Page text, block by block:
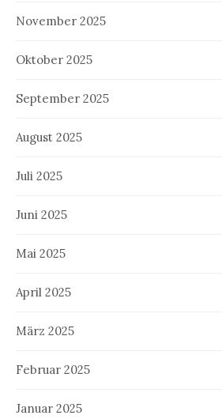
November 2025
Oktober 2025
September 2025
August 2025
Juli 2025
Juni 2025
Mai 2025
April 2025
März 2025
Februar 2025
Januar 2025